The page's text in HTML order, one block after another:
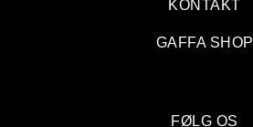
KONTAKT
GAFFA SHOP
FØLG OS